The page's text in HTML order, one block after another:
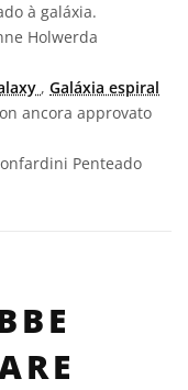
à galáxia.
Holwerda
, Galáxia espiral
ancora approvato
Penteado